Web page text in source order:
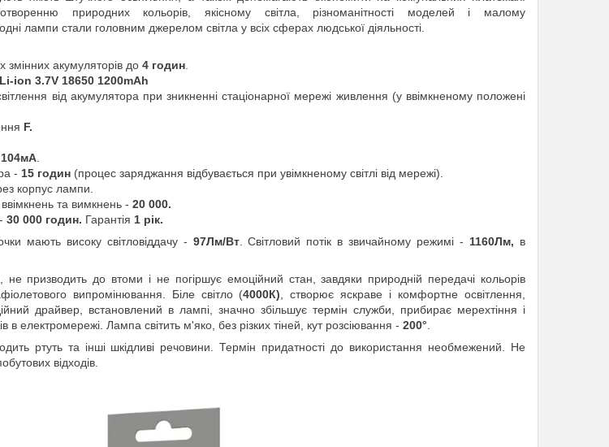
природних кольорів, якісному світла, різноманітності моделей і малому
лампи стали головним джерелом світла у всіх сферах людської діяльності.
змінних акумуляторів до 4 годин
Li-ion 3.7V 18650 1200mАh
від акумулятора при зникненні стаціонарної мережі живлення (у ввімкненому положені
F.
104мА
- 15 годин (процес заряджання відбувається при увімкненому світлі від мережі).
корпус лампи.
ввімкнень та вимкнень - 20 000.
30 000 годин. Гарантія 1 рік.
мають високу світловіддачу - 97Лм/Вт. Світловий потік в звичайному режимі - 1160Лм, в
призводить до втоми і не погіршує емоційний стан, завдяки природній передачі кольорів
випромінювання. Біле світло (4000К) , створює яскраве і комфортне освітлення,
драйвер, встановлений в лампі, значно збільшує термін служби, прибирає мерехтіння і
в електромережі. Лампа світить м'яко, без різких тіней, кут розсіювання - 200°
ртуть та інші шкідливі речовини. Термін придатності до використання необмежений. Не
відходів.